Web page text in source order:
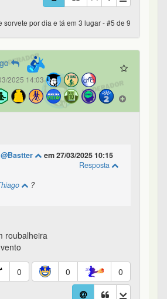
sorvete por dia e tá em 3 lugar - #5 de 9
2025 14:03
@Bastter
em 27/03/2025 10:15
Resposta
?
roubalheira
0 0 0